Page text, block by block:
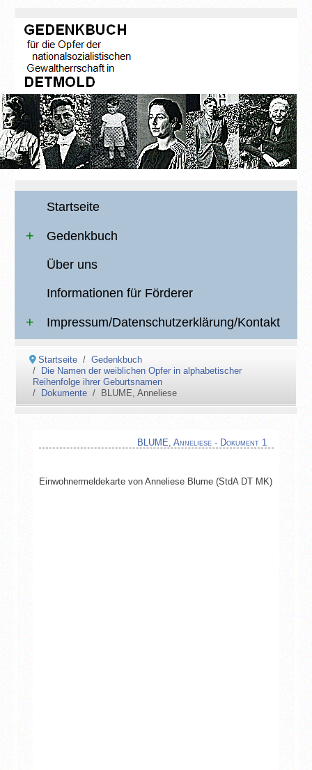
Startseite
Gedenkbuch
Über uns
Informationen für Förderer
Impressum/Datenschutzerklärung/Kontakt
Startseite
Gedenkbuch
Die Namen der weiblichen Opfer in alphabetischer
Reihenfolge ihrer Geburtsnamen
Dokumente
BLUME, Anneliese
BLUME, Anneliese - Dokument 1
Einwohnermeldekarte von Anneliese Blume (StdA DT MK)